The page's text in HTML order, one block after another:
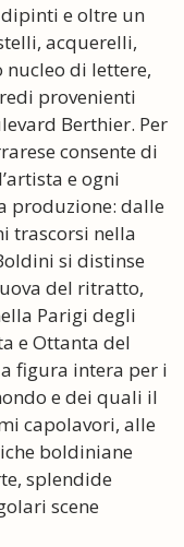
e oltre un
acquerelli,
nucleo di lettere,
provenienti
Berthier. Per
consente di
e ogni
produzione: dalle
trascorsi nella
si distinse
del ritratto,
Parigi degli
e Ottanta del
figura intera per i
e dei quali il
capolavori, alle
boldiniane
splendide
scene